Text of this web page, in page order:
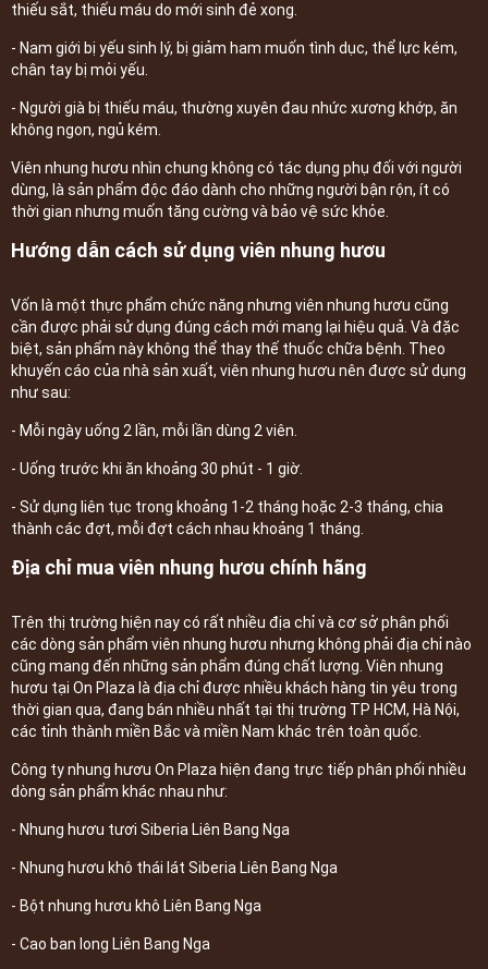
thiếu sắt, thiếu máu do mới sinh đẻ xong.
- Nam giới bị yếu sinh lý, bị giảm ham muốn tình dục, thể lực kém,
chân tay bị mỏi yếu.
- Người già bị thiếu máu, thường xuyên đau nhức xương khớp, ăn
không ngon, ngủ kém.
Viên nhung hươu nhìn chung không có tác dụng phụ đối với người
dùng, là sản phẩm độc đáo dành cho những người bận rộn, ít có
thời gian nhưng muốn tăng cường và bảo vệ sức khỏe.
Hướng dẫn cách sử dụng viên nhung hươu
Vốn là một thực phẩm chức năng nhưng viên nhung hươu cũng
cần được phải sử dụng đúng cách mới mang lại hiệu quả. Và đặc
biệt, sản phẩm này không thể thay thế thuốc chữa bệnh. Theo
khuyến cáo của nhà sản xuất, viên nhung hươu nên được sử dụng
như sau:
- Mỗi ngày uống 2 lần, mỗi lần dùng 2 viên.
- Uống trước khi ăn khoảng 30 phút - 1 giờ.
- Sử dụng liên tục trong khoảng 1-2 tháng hoặc 2-3 tháng, chia
thành các đợt, mỗi đợt cách nhau khoảng 1 tháng.
Địa chỉ mua viên nhung hươu chính hãng
Trên thị trường hiện nay có rất nhiều địa chỉ và cơ sở phân phối
các dòng sản phẩm viên nhung hươu nhưng không phải địa chỉ nào
cũng mang đến những sản phẩm đúng chất lượng. Viên nhung
hươu tại On Plaza là địa chỉ được nhiều khách hàng tin yêu trong
thời gian qua, đang bán nhiều nhất tại thị trường TP HCM, Hà Nội,
các tỉnh thành miền Bắc và miền Nam khác trên toàn quốc.
Công ty nhung hươu On Plaza hiện đang trực tiếp phân phối nhiều
dòng sản phẩm khác nhau như:
- Nhung hươu tươi Siberia Liên Bang Nga
- Nhung hươu khô thái lát Siberia Liên Bang Nga
- Bột nhung hươu khô Liên Bang Nga
- Cao ban long Liên Bang Nga